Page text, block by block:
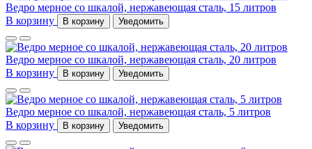
Ведро мерное со шкалой, нержавеющая сталь, 15 литров
В корзину
В корзину Уведомить
Ведро мерное со шкалой, нержавеющая сталь, 20 литров
В корзину
В корзину Уведомить
Ведро мерное со шкалой, нержавеющая сталь, 5 литров
В корзину
В корзину Уведомить